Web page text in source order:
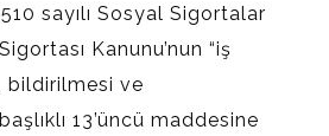
sayılı Sosyal Sigortalar
Kanunu’nun “iş
bildirilmesi ve
13’üncü maddesine